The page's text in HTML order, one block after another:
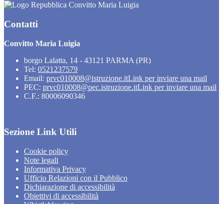
Convitto Maria Luigia
Contatti
Convitto Maria Luigia
borgo Lalatta, 14 - 43121 PARMA (PR)
Tel: 0521237579
Email: prvc010008@istruzione.itLink per inviare una mail
PEC: prvc010008@pec.istruzione.itLink per inviare una mail
C.F.: 80006090346
Sezione Link Utili
Cookie policy
Note legali
Informativa Privacy
Ufficio Relazioni con il Pubblico
Dichiarazione di accessibilità
Obiettivi di accessibilità